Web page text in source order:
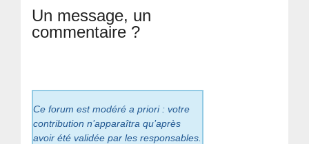
Un message, un
commentaire ?
Ce forum est modéré a priori : votre
contribution n’apparaîtra qu’après
avoir été validée par les responsables.